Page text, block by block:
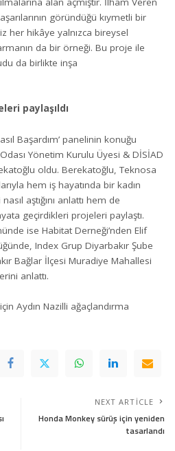
göründüğü kıymetli bir
her hikâye yalnızca bireysel
da bir örneği. Bu proje ile
da birlikte inşa
paylaşıldı
Başardım’ panelinin konuğu
Yönetim Kurulu Üyesi & DİSİAD
oldu. Berekatoğlu, Teknosa
hem iş hayatında bir kadın
aştığını anlattı hem de
geçirdikleri projeleri paylaştı.
ise Habitat Derneği’nden Elif
Index Grup Diyarbakır Şube
Bağlar İlçesi Muradiye Mahallesi
anlattı.
Aydın Nazilli ağaçlandırma
NEXT ARTICLE
Honda Monkey sürüş için yeniden
tasarlandı